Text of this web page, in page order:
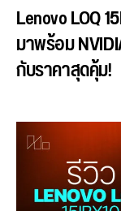
Lenovo LOQ
มาพร้อม
กับราคาสุดคุ้ม!